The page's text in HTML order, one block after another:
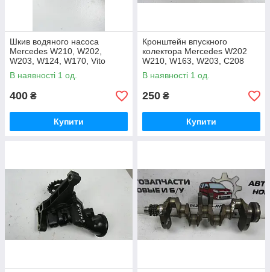
Шкив водяного насоса
Mercedes W210, W202,
W203, W124, W170, Vito
W638 1.8 OE:1112020110
В наявності 1 од.
400 ₴
Купити
Кронштейн впускного
колектора Mercedes W202
W210, W163, W203, C208
OE: A1112361395
В наявності 1 од.
250 ₴
Купити